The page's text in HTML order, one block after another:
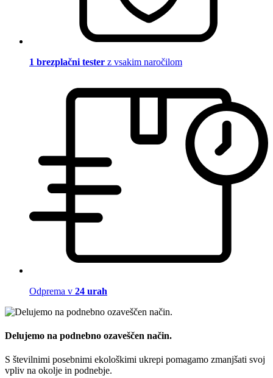
1 brezplačni tester z vsakim naročilom
Odprema v 24 urah
Delujemo na podnebno ozaveščen način.
S številnimi posebnimi ekološkimi ukrepi pomagamo zmanjšati svoj
vpliv na okolje in podnebje.